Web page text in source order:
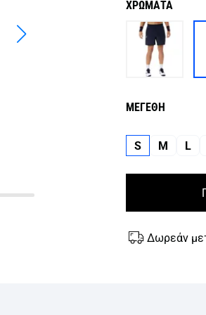
ΧΡΩΜΑΤΑ
ΜΕΓΕΘΗ
S M L
Δωρεάν